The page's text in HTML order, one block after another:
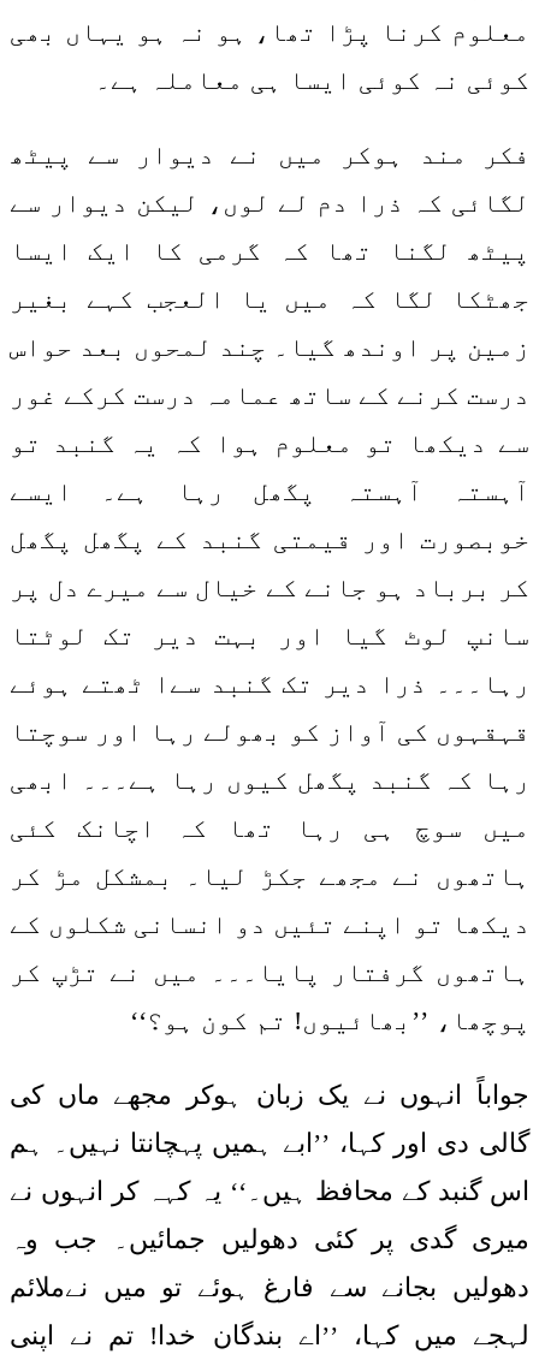
معلوم کرنا پڑا تھا، ہو نہ ہو یہاں بھی
کوئی نہ کوئی ایسا ہی معاملہ ہے۔
فکر مند ہوکر میں نے دیوار سے پیٹھ
لگائی کہ ذرا دم لے لوں، لیکن دیوار سے
پیٹھ لگنا تھا کہ گرمی کا ایک ایسا
جھٹکا لگا کہ میں یا العجب کہے بغیر
زمین پر اوندھ گیا۔ چند لمحوں بعد حواس
درست کرنے کے ساتھ عمامہ درست کرکے غور
سے دیکھا تو معلوم ہوا کہ یہ گنبد تو
آہستہ آہستہ پگھل رہا ہے۔ ایسے
خوبصورت اور قیمتی گنبد کے پگھل پگھل
کر برباد ہو جانے کے خیال سے میرے دل پر
سانپ لوٹ گیا اور بہت دیر تک لوٹتا
رہا۔۔۔ ذرا دیر تک گنبد سےا ٹھتے ہوئے
قہقہوں کی آواز کو بھولے رہا اور سوچتا
رہا کہ گنبد پگھل کیوں رہا ہے۔۔۔ ابھی
میں سوچ ہی رہا تھا کہ اچانک کئی
ہاتھوں نے مجھے جکڑ لیا۔ بمشکل مڑ کر
دیکھا تو اپنے تئیں دو انسانی شکلوں کے
ہاتھوں گرفتار پایا۔۔۔ میں نے تڑپ کر
پوچھا، ’’بھائیوں! تم کون ہو؟‘‘
جواباً انہوں نے یک زبان ہوکر مجھے ماں کی
گالی دی اور کہا، ’’ابے ہمیں پہچانتا نہیں۔ ہم
اس گنبد کے محافظ ہیں۔‘‘ یہ کہہ کر انہوں نے
میری گدی پر کئی دھولیں جمائیں۔ جب وہ
دھولیں بجانے سے فارغ ہوئے تو میں نےملائم
لہجے میں کہا، ’’اے بندگان خدا! تم نے اپنی